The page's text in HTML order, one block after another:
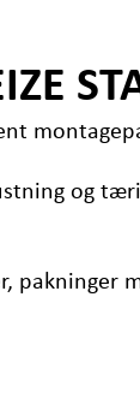
og
pakninger